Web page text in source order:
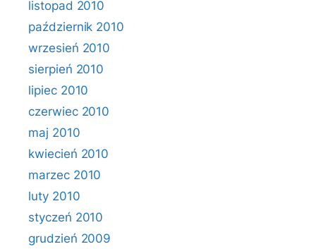
listopad 2010
październik 2010
wrzesień 2010
sierpień 2010
lipiec 2010
czerwiec 2010
maj 2010
kwiecień 2010
marzec 2010
luty 2010
styczeń 2010
grudzień 2009